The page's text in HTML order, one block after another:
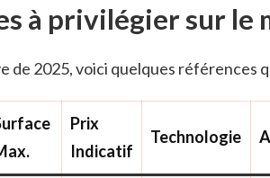
à privilégier sur le
de 2025, voici quelques références
Prix
Indicatif
Technologie